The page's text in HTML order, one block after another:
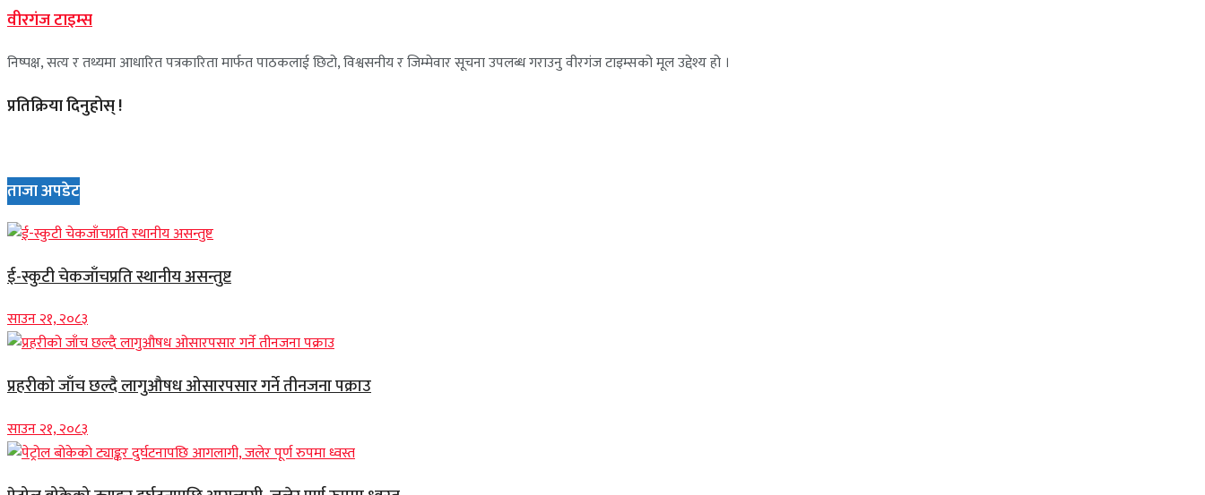
वीरगंज टाइम्स
निष्पक्ष, सत्य र तथ्यमा आधारित पत्रकारिता मार्फत पाठकलाई छिटो, विश्वसनीय र जिम्मेवार सूचना उपलब्ध गराउनु वीरगंज टाइम्सको मूल उद्देश्य हो ।
प्रतिक्रिया दिनुहोस् !
ताजा अपडेट
ई-स्कुटी चेकजाँचप्रति स्थानीय असन्तुष्ट
साउन २१, २०८३
प्रहरीको जाँच छल्दै लागुऔषध ओसारपसार गर्ने तीनजना पक्राउ
साउन २१, २०८३